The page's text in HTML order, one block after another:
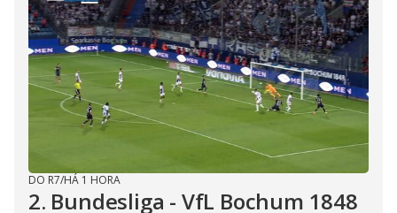
DO R7/HÁ 1 HORA
2. Bundesliga - VfL Bochum 1848